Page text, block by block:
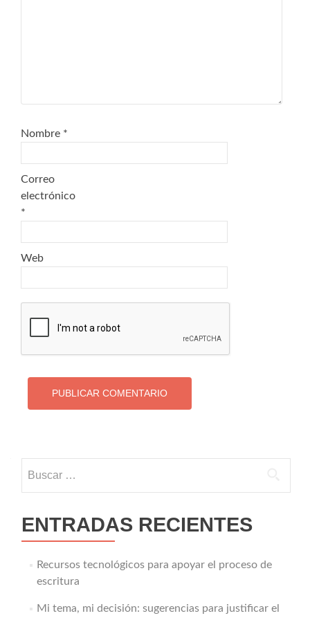
Nombre *
Correo
electrónico
*
Web
ENTRADAS RECIENTES
Recursos tecnológicos para apoyar el proceso de
escritura
Mi tema, mi decisión: sugerencias para justificar el